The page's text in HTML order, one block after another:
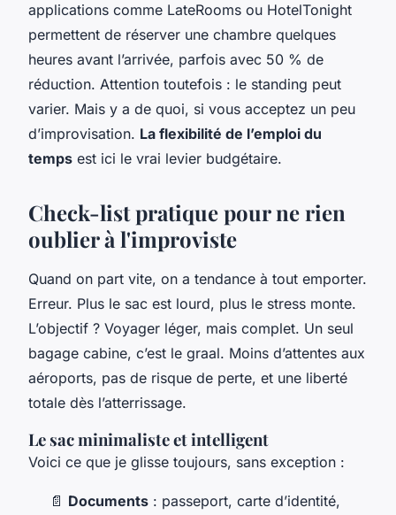
applications comme LateRooms ou HotelTonight
permettent de réserver une chambre quelques
heures avant l’arrivée, parfois avec 50 % de
réduction. Attention toutefois : le standing peut
varier. Mais y a de quoi, si vous acceptez un peu
d’improvisation. La flexibilité de l’emploi du
temps est ici le vrai levier budgétaire.
Check-list pratique pour ne rien
oublier à l'improviste
Quand on part vite, on a tendance à tout emporter.
Erreur. Plus le sac est lourd, plus le stress monte.
L’objectif ? Voyager léger, mais complet. Un seul
bagage cabine, c’est le graal. Moins d’attentes aux
aéroports, pas de risque de perte, et une liberté
totale dès l’atterrissage.
Le sac minimaliste et intelligent
Voici ce que je glisse toujours, sans exception :
📄 Documents : passeport, carte d’identité,